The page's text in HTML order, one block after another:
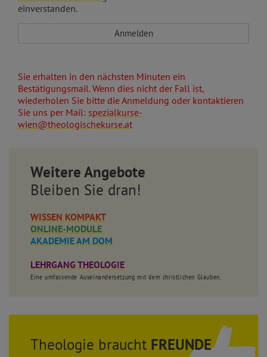
einverstanden.
Sie erhalten in den nächsten Minuten ein
Bestätigungsmail. Wenn dies nicht der Fall ist,
wiederholen Sie bitte die Anmeldung oder kontaktieren
Sie uns per Mail: spezialkurse-
wien@theologischekurse.at
Weitere Angebote
Bleiben Sie dran!
WISSEN KOMPAKT
ONLINE-MODULE
AKADEMIE AM DOM
LEHRGANG THEOLOGIE
Eine umfassende Auseinandersetzung mit dem christlichen Glauben.
Theologie braucht FREUNDE